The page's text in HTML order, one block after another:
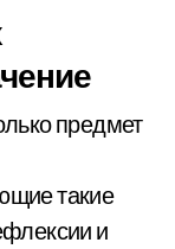
предмет
такие
и